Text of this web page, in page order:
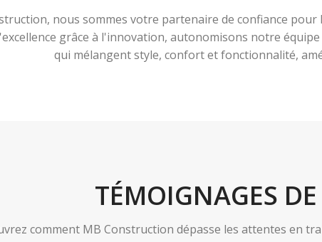
nous sommes votre partenaire de confiance
grâce à l'innovation, autonomisons notre
qui mélangent style, confort et fonctionnalité,
TÉMOIGNAGES
comment MB Construction dépasse les attentes en